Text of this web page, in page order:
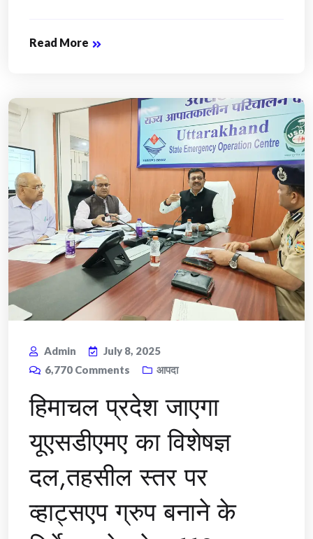
Read More
Admin
July 8, 2025
6,770 Comments आपदा
हिमाचल प्रदेश जाएगा
यूएसडीएमए का विशेषज्ञ
दल,तहसील स्तर पर
व्हाट्सएप ग्रुप बनाने के